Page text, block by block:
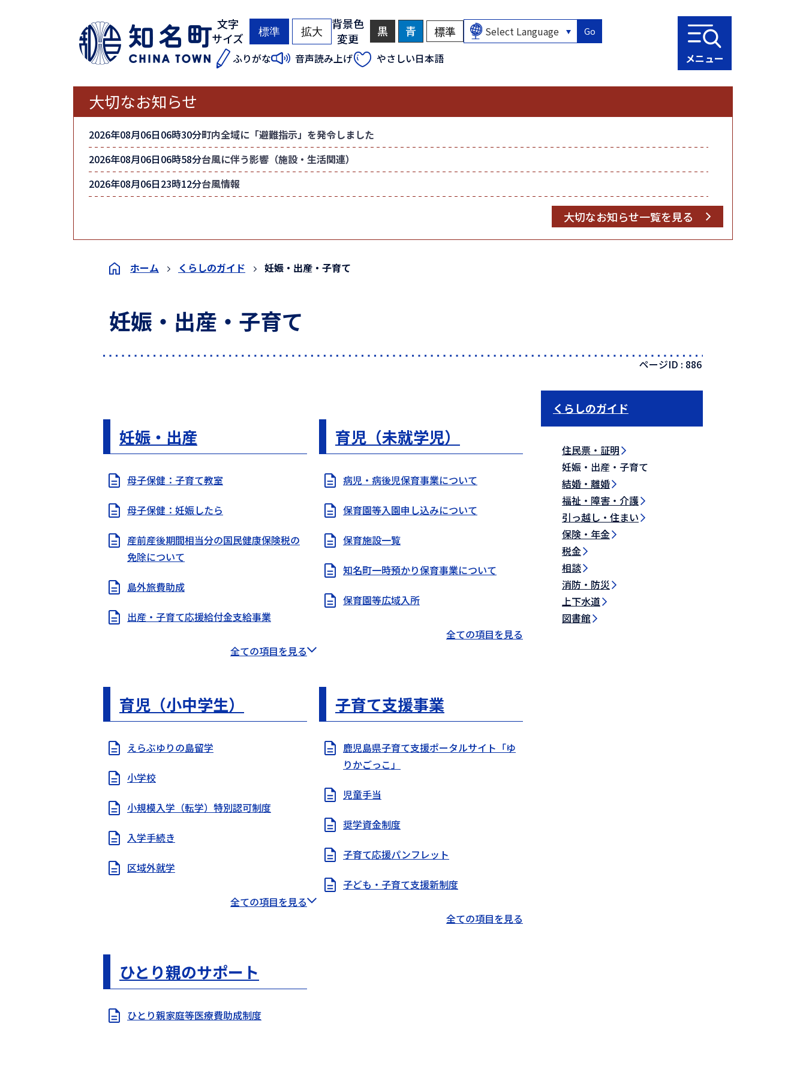
文字
サイズ
標準
（
期
拡大
（
期
背景色
変更
黒
景
色
を
色
る
青
景
色
を
色
る
標準
景
に
Go
ふりがな 音声読み上げ やさしい日本語 メニュー
大切なお知らせ
2026年08月06日06時30分町内全域に「避難指示」を発令しました
2026年08月06日06時58分台風に伴う影響（施設・生活関連）
2026年08月06日23時12分台風情報
大切なお知らせ一覧を見る
ホーム くらしのガイド 妊娠・出産・子育て
妊娠・出産・子育て
ページID : 886
妊娠・出産
母子保健：子育て教室
母子保健：妊娠したら
産前産後期間相当分の国民健康保険税の
免除について
島外旅費助成
出産・子育て応援給付金支給事業
全ての項目を見る
育児（未就学児）
病児・病後児保育事業について
保育園等入園申し込みについて
保育施設一覧
知名町一時預かり保育事業について
保育園等広域入所
全ての項目を見る
育児（小中学生）
えらぶゆりの島留学
小学校
小規模入学（転学）特別認可制度
入学手続き
区域外就学
全ての項目を見る
子育て支援事業
鹿児島県子育て支援ポータルサイト「ゆ
りかごっこ」
児童手当
奨学資金制度
子育て応援パンフレット
子ども・子育て支援新制度
全ての項目を見る
ひとり親のサポート
ひとり親家庭等医療費助成制度
くらしのガイド
住民票・証明
妊娠・出産・子育て
結婚・離婚
福祉・障害・介護
引っ越し・住まい
保険・年金
税金
相談
消防・防災
上下水道
図書館